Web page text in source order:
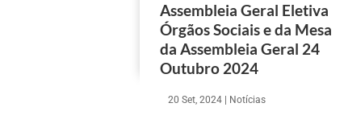
Assembleia Geral Eletiva
Órgãos Sociais e da Mesa
da Assembleia Geral 24
Outubro 2024
20 Set, 2024 Notícias